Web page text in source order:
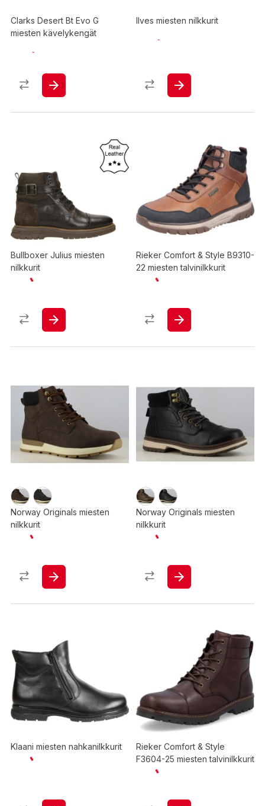
Clarks Desert Bt Evo G
miesten kävelykengät
Ilves miesten nilkkurit
Bullboxer Julius miesten
nilkkurit
Rieker Comfort & Style B9310-
22 miesten talvinilkkurit
Norway Originals miesten
nilkkurit
Norway Originals miesten
nilkkurit
Klaani miesten nahkanilkkurit
Rieker Comfort & Style
F3604-25 miesten talvinilkkurit